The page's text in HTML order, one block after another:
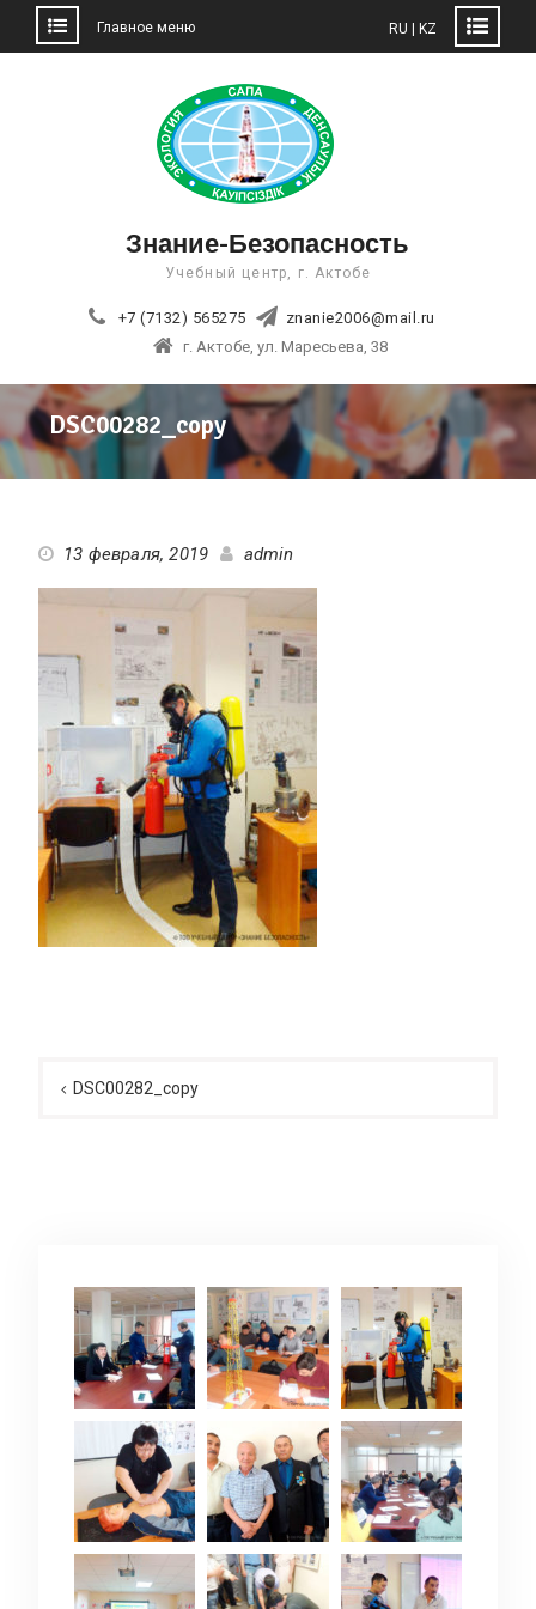
Главное меню RU | KZ
Знание-Безопасность
Учебный центр, г. Актобе
+7 (7132) 565275
znanie2006@mail.ru
г. Актобе, ул. Маресьева, 38
DSC00282_copy
13 февраля, 2019 admin
по DSC00282_copy